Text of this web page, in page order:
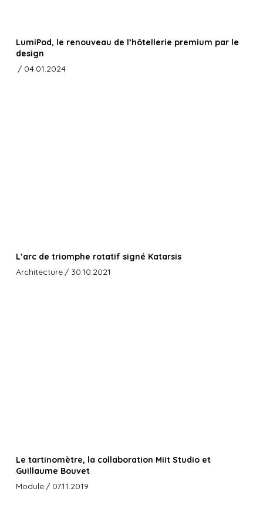
LumiPod, le renouveau de l’hôtellerie premium par le
design
/ 04.01.2024
L’arc de triomphe rotatif signé Katarsis
Architecture / 30.10.2021
Le tartinomètre, la collaboration Miit Studio et
Guillaume Bouvet
Module / 07.11.2019